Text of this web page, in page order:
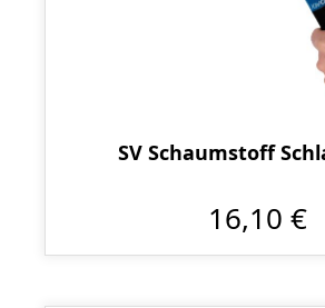
SV Schaumstoff
16,10 €